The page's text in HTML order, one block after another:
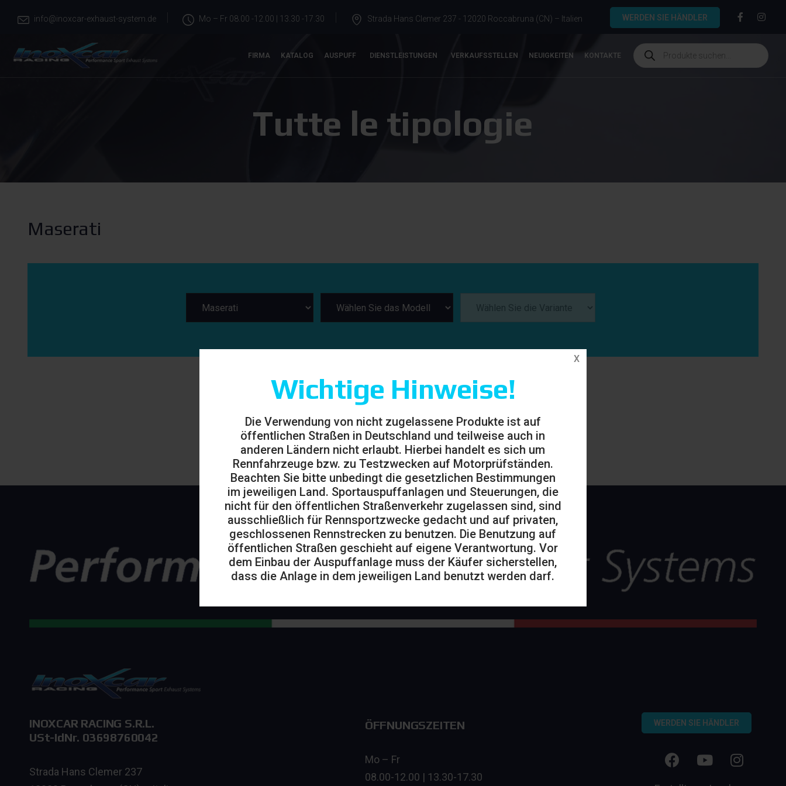
Wichtige Hinweise!
Die Verwendung von nicht zugelassene Produkte ist auf
öffentlichen Straßen in Deutschland und teilweise auch in
anderen Ländern nicht erlaubt. Hierbei handelt es sich um
Rennfahrzeuge bzw. zu Testzwecken auf Motorprüfständen.
Beachten Sie bitte unbedingt die gesetzlichen Bestimmungen
im jeweiligen Land. Sportauspuffanlagen und Steuerungen, die
nicht für den öffentlichen Straßenverkehr zugelassen sind, sind
ausschließlich für Rennsportzwecke gedacht und auf privaten,
geschlossenen Rennstrecken zu benutzen. Die Benutzung auf
öffentlichen Straßen geschieht auf eigene Verantwortung. Vor
dem Einbau der Auspuffanlage muss der Käufer sicherstellen,
dass die Anlage in dem jeweiligen Land benutzt werden darf.
info@inoxcar-exhaust-system.de Mo – Fr 08.00 -12.00 | 13.30 -17.30 Strada Hans Clemer 237 - 12020 Roccabruna (CN) – Italien WERDEN SIE HÄNDLER
FIRMA KATALOG AUSPUFF DIENSTLEISTUNGEN VERKAUFSSTELLEN NEUIGKEITEN KONTAKTE
Tutte le tipologie
Maserati
INOXCAR RACING S.R.L.
USt-IdNr. 03698760042
Strada Hans Clemer 237
ÖFFNUNGSZEITEN
Mo – Fr
08.00-12.00 | 13.30-17.30
WERDEN SIE HÄNDLER